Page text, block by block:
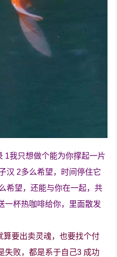
1我只想做个能为你撑起一片
汉 2多么希望，时间停住它
希望，还能与你在一起，共
一杯热咖啡给你，里面散发
算要出卖灵魂，也要找个付
失败，都是系于自己3 成功